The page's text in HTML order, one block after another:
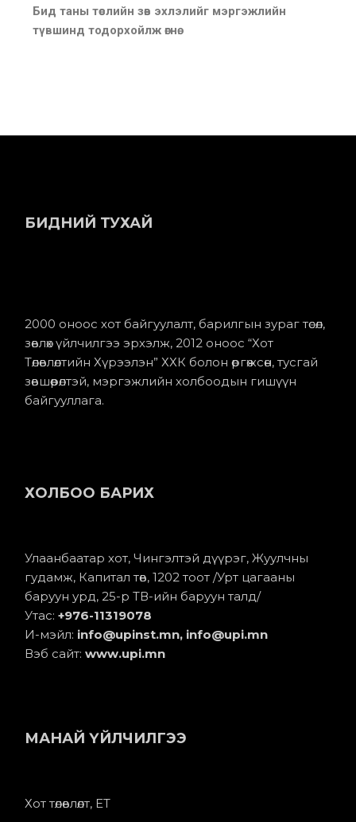
Бид таны төслийн зөв эхлэлийг мэргэжлийн
түвшинд тодорхойлж өгнө.
БИДНИЙ ТУХАЙ
2000 оноос хот байгуулалт, барилгын зураг төсөл,
зөвлөх үйлчилгээ эрхэлж, 2012 оноос “Хот
Төлөвлөлтийн Хүрээлэн” ХХК болон өргөжсөн, тусгай
зөвшөөрөлтэй, мэргэжлийн холбоодын гишүүн
байгууллага.
ХОЛБОО БАРИХ
Улаанбаатар хот, Чингэлтэй дүүрэг, Жуулчны
гудамж, Капитал төв, 1202 тоот /Урт цагааны
баруун урд, 25-р ТВ-ийн баруун талд/
Утас:+976-11319078
И-мэйл: info@upinst.mn, info@upi.mn
Вэб сайт:www.upi.mn
МАНАЙ ҮЙЛЧИЛГЭЭ
Хот төлөвлөлт, ЕТ